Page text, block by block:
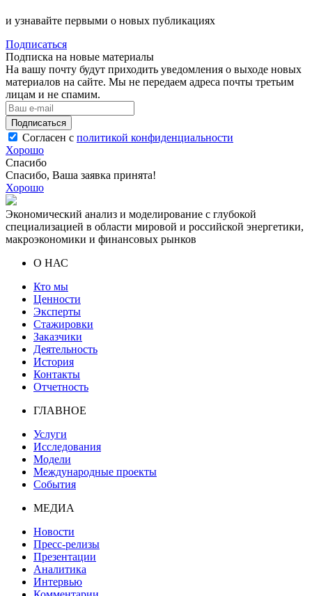
и узнавайте первыми о новых публикациях
Подписаться
Подписка на новые материалы
На вашу почту будут приходить уведомления о выходе новых
материалов на сайте. Мы не передаем адреса почты третьим
лицам и не спамим.
Подписаться
Согласен с политикой конфиденциальности
Хорошо
Спасибо
Спасибо, Ваша заявка принята!
Хорошо
Экономический анализ и моделирование с глубокой
специализацией в области мировой и российской энергетики,
макроэкономики и финансовых рынков
О НАС
Кто мы
Ценности
Эксперты
Стажировки
Заказчики
Деятельность
История
Контакты
Отчетность
ГЛАВНОЕ
Услуги
Исследования
Модели
Международные проекты
События
МЕДИА
Новости
Пресс-релизы
Презентации
Аналитика
Интервью